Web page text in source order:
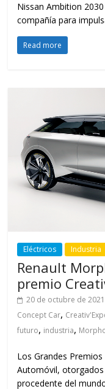
Nissan Ambition
compañía para
Read more
Eléctricos Industria
Renault
premio
20 de octubre de 2021
Concept Car,
futuro, industria,
Los Grandes
Automóvil,
procedente del